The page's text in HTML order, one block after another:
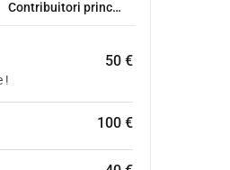
Contribuitori principali
50 €
!
100 €